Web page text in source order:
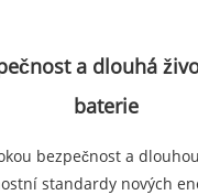
a dlouhá
baterie
bezpečnost a
standardy nových